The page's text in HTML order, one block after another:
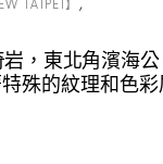
TAIPEI】
岩，東北角濱海公
殊的紋理和色彩